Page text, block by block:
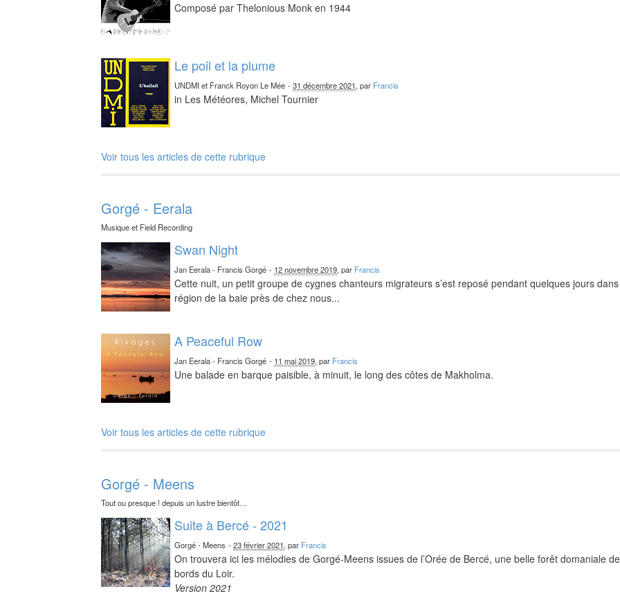
Composé par Thelonious Monk en 1944
Le poil et la plume
UNDMI et Franck Royon Le Mée -31 décembre 2021, par Francis
in Les Météores, Michel Tournier
Voir tous les articles de cette rubrique
Gorgé - Eerala
Musique et Field Recording
Swan Night
Jan Eerala - Francis Gorgé - 12 novembre 2019, par Francis
Cette nuit, un petit groupe de cygnes chanteurs migrateurs s’est reposé pendant quelques jours
région de la baie près de chez nous...
A Peaceful Row
Jan Eerala - Francis Gorgé - 11 mai 2019, par Francis
Une balade en barque paisible, à minuit, le long des côtes de Makholma.
Voir tous les articles de cette rubrique
Gorgé - Meens
Tout ou presque ! depuis un lustre bientôt…
Suite à Bercé - 2021
Gorgé - Meens -23 février 2021, par Francis
On trouvera ici les mélodies de Gorgé-Meens issues de l’Orée de Bercé, une belle forêt domaniale
bords du Loir.
Version 2021